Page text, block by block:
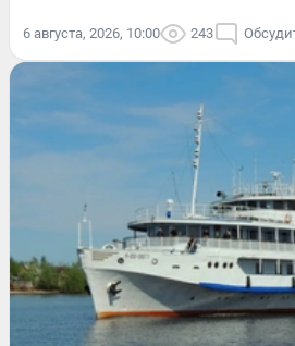
6 августа, 2026, 10:00 243